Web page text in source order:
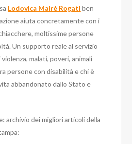
Lodovica Mairè Rogati ben
aiuta concretamente con i
moltissime persone
Un supporto reale al servizio
malati, poveri, animali
persone con disabilità e chi è
abbandonato dallo Stato e
archivio dei migliori articoli della